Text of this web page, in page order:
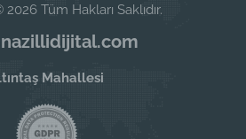
Tüm Hakları Saklıdır.
Mahallesi